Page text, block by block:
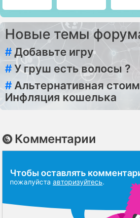
Новые темы
#Добавьте игру
#У груш есть волосы ?
# Альтернативная
Инфляция кошелька
Комментарии
Чтобы оставлять
пожалуйста авторизуйтесь.